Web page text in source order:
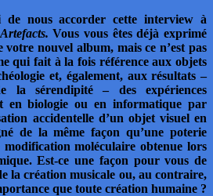
nous accorder cette interview à
Artefacts. Vous vous êtes déjà exprimé
nouvel album, mais ce n’est pas
qui fait à la fois référence aux objets
et, également, aux résultats –
la sérendipité – des expériences
en biologie ou en informatique par
accidentelle d’un objet visuel en
de la même façon qu’une poterie
moléculaire obtenue lors
Est-ce une façon pour vous de
la création musicale ou, au contraire,
que toute création humaine ?